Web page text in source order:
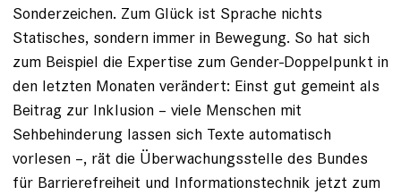
Sonderzeichen. Zum Glück ist Sprache nichts
Statisches, sondern immer in Bewegung. So hat sich
zum Beispiel die Expertise zum Gender-Doppelpunkt in
den letzten Monaten verändert: Einst gut gemeint als
Beitrag zur Inklusion – viele Menschen mit
Sehbehinderung lassen sich Texte automatisch
vorlesen –, rät die Überwachungs­stelle des Bundes
für Barrierefreiheit und Informationstechnik jetzt zum